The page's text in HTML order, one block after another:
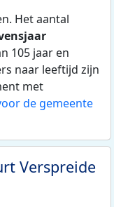
Het aantal
105 jaar en
naar leeftijd zijn
met
de gemeente
Verspreide